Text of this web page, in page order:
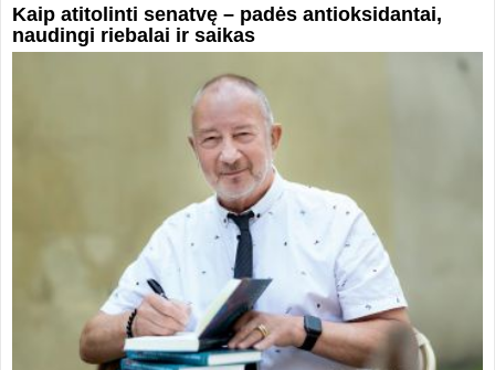
Kaip atitolinti senatvę – padės antioksidantai,
naudingi riebalai ir saikas